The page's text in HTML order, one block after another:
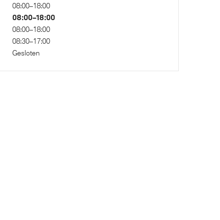
Regensensor
Bandenspanningsweergavesysteem
08:00–18:00
08:00–18:00
08:00–18:00
08:30–17:00
Gesloten